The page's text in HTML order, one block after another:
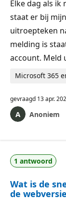
Elke dag als
staat er bij
uitroepteken
melding is
account. Meld
Microsoft 365
gevraagd 13 apr.
Anoniem
1 antwoord
Wat is de
de